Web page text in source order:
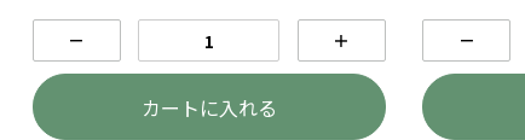
－ ＋
カートに入れる
－